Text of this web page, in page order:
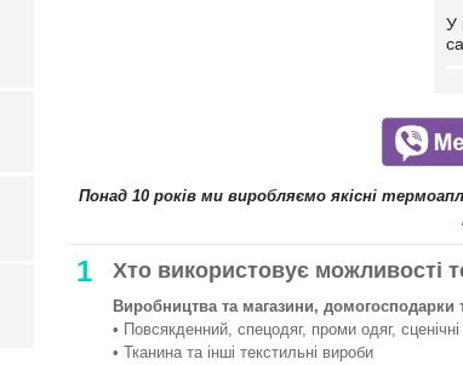
У
Понад 10 років ми виробляємо якісні
1 Хто використовує можливості
Виробництва та магазини, домогосподарки
• Повсякденний, спецодяг, проми одяг,
• Тканина та інші текстильні вироби